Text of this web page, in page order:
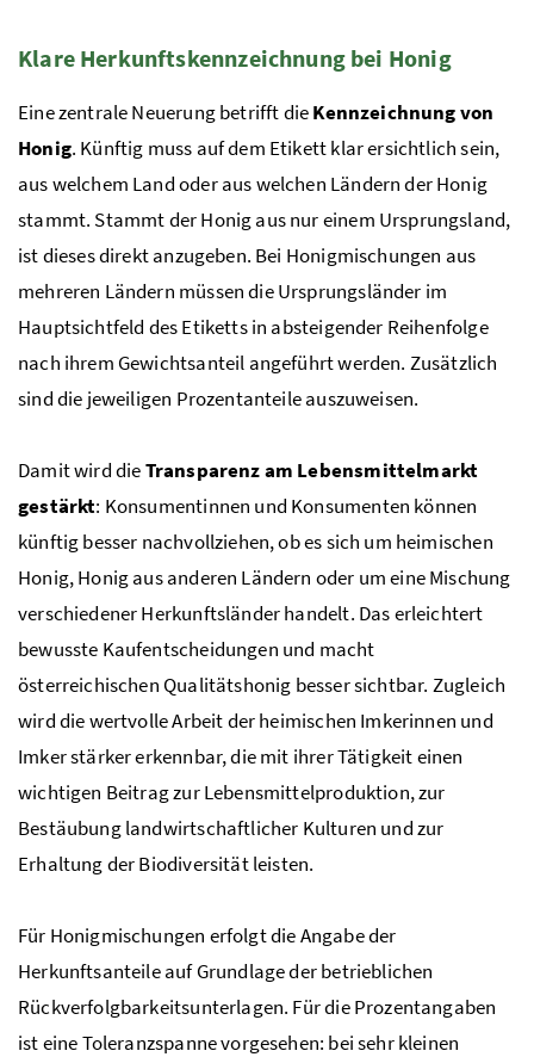
Klare Herkunftskennzeichnung bei Honig
Eine zentrale Neuerung betrifft dieKennzeichnung von
Honig. Künftig muss auf dem Etikett klar ersichtlich sein,
aus welchem Land oder aus welchen Ländern der Honig
stammt. Stammt der Honig aus nur einem Ursprungsland,
ist dieses direkt anzugeben. Bei Honigmischungen aus
mehreren Ländern müssen die Ursprungsländer im
Hauptsichtfeld des Etiketts in absteigender Reihenfolge
nach ihrem Gewichtsanteil angeführt werden. Zusätzlich
sind die jeweiligen Prozentanteile auszuweisen.
Damit wird dieTransparenz am Lebensmittelmarkt
gestärkt: Konsumentinnen und Konsumenten können
künftig besser nachvollziehen, ob es sich um heimischen
Honig, Honig aus anderen Ländern oder um eine Mischung
verschiedener Herkunftsländer handelt. Das erleichtert
bewusste Kaufentscheidungen und macht
österreichischen Qualitätshonig besser sichtbar. Zugleich
wird die wertvolle Arbeit der heimischen Imkerinnen und
Imker stärker erkennbar, die mit ihrer Tätigkeit einen
wichtigen Beitrag zur Lebensmittelproduktion, zur
Bestäubung landwirtschaftlicher Kulturen und zur
Erhaltung der Biodiversität leisten.
Für Honigmischungen erfolgt die Angabe der
Herkunftsanteile auf Grundlage der betrieblichen
Rückverfolgbarkeitsunterlagen. Für die Prozentangaben
ist eine Toleranzspanne vorgesehen: bei sehr kleinen